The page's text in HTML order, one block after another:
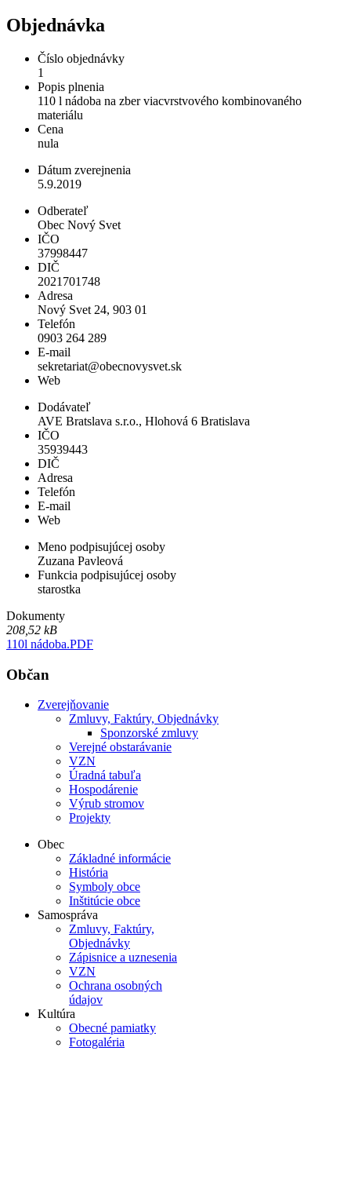
Objednávka
Číslo objednávky
1
Popis plnenia
110 l nádoba na zber viacvrstvového kombinovaného
materiálu
Cena
nula
Dátum zverejnenia
5.9.2019
Odberateľ
Obec Nový Svet
IČO
37998447
DIČ
2021701748
Adresa
Nový Svet 24, 903 01
Telefón
0903 264 289
E-mail
sekretariat@obecnovysvet.sk
Web
Dodávateľ
AVE Bratslava s.r.o., Hlohová 6 Bratislava
IČO
35939443
DIČ
Adresa
Telefón
E-mail
Web
Meno podpisujúcej osoby
Zuzana Pavleová
Funkcia podpisujúcej osoby
starostka
Dokumenty
208,52 kB
110l nádoba.PDF
Občan
Zverejňovanie
Zmluvy, Faktúry, Objednávky
Sponzorské zmluvy
Verejné obstarávanie
VZN
Úradná tabuľa
Hospodárenie
Výrub stromov
Projekty
Obec
Základné informácie
História
Symboly obce
Inštitúcie obce
Samospráva
Zmluvy, Faktúry,
Objednávky
Zápisnice a uznesenia
VZN
Ochrana osobných
údajov
Kultúra
Obecné pamiatky
Fotogaléria